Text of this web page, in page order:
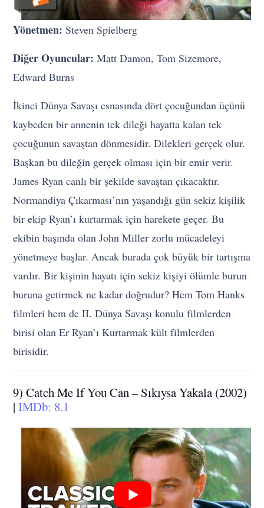
Yönetmen: Steven Spielberg
Diğer Oyuncular: Matt Damon, Tom Sizemore,
Edward Burns
İkinci Dünya Savaşı esnasında dört çocuğundan üçünü
kaybeden bir annenin tek dileği hayatta kalan tek
çocuğunun savaştan dönmesidir. Dilekleri gerçek olur.
Başkan bu dileğin gerçek olması için bir emir verir.
James Ryan canlı bir şekilde savaştan çıkacaktır.
Normandiya Çıkarması’nın yaşandığı gün sekiz kişilik
bir ekip Ryan’ı kurtarmak için harekete geçer. Bu
ekibin başında olan John Miller zorlu mücadeleyi
yönetmeye başlar. Ancak burada çok büyük bir tartışma
vardır. Bir kişinin hayatı için sekiz kişiyi ölümle burun
buruna getirmek ne kadar doğrudur? Hem Tom Hanks
filmleri hem de II. Dünya Savaşı konulu filmlerden
birisi olan Er Ryan’ı Kurtarmak kült filmlerden
birisidir.
9) Catch Me If You Can – Sıkıysa Yakala (2002)
|IMDb: 8.1